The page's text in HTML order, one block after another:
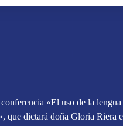
«El uso de la lengua
que dictará doña Gloria Riera